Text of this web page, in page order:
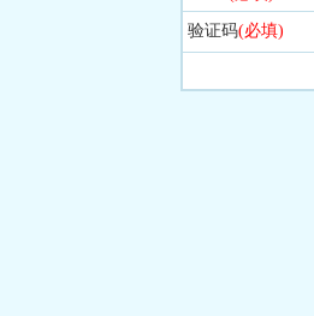
验证码(必填)